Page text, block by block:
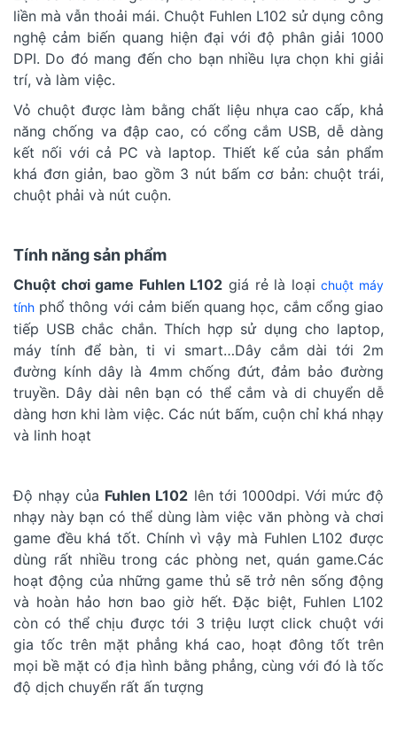
liền mà vẫn thoải mái. Chuột Fuhlen L102 sử dụng công
nghệ cảm biến quang hiện đại với độ phân giải 1000
DPI. Do đó mang đến cho bạn nhiều lựa chọn khi giải
trí, và làm việc.
Vỏ chuột được làm bằng chất liệu nhựa cao cấp, khả
năng chống va đập cao, có cổng cắm USB, dễ dàng
kết nối với cả PC và laptop. Thiết kế của sản phẩm
khá đơn giản, bao gồm 3 nút bấm cơ bản: chuột trái,
chuột phải và nút cuộn.
Tính năng sản phẩm
Chuột chơi game Fuhlen L102 giá rẻ là loạichuột máy
tính phổ thông với cảm biến quang học, cắm cổng giao
tiếp USB chắc chắn. Thích hợp sử dụng cho laptop,
máy tính để bàn, ti vi smart…Dây cắm dài tới 2m
đường kính dây là 4mm chống đứt, đảm bảo đường
truyền. Dây dài nên bạn có thể cắm và di chuyển dễ
dàng hơn khi làm việc. Các nút bấm, cuộn chỉ khá nhạy
và linh hoạt
Độ nhạy của Fuhlen L102 lên tới 1000dpi. Với mức độ
nhạy này bạn có thể dùng làm việc văn phòng và chơi
game đều khá tốt. Chính vì vậy mà Fuhlen L102 được
dùng rất nhiều trong các phòng net, quán game.Các
hoạt động của những game thủ sẽ trở nên sống động
và hoàn hảo hơn bao giờ hết. Đặc biệt, Fuhlen L102
còn có thể chịu được tới 3 triệu lượt click chuột với
gia tốc trên mặt phẳng khá cao, hoạt đông tốt trên
mọi bề mặt có địa hình bằng phẳng, cùng với đó là tốc
độ dịch chuyển rất ấn tượng